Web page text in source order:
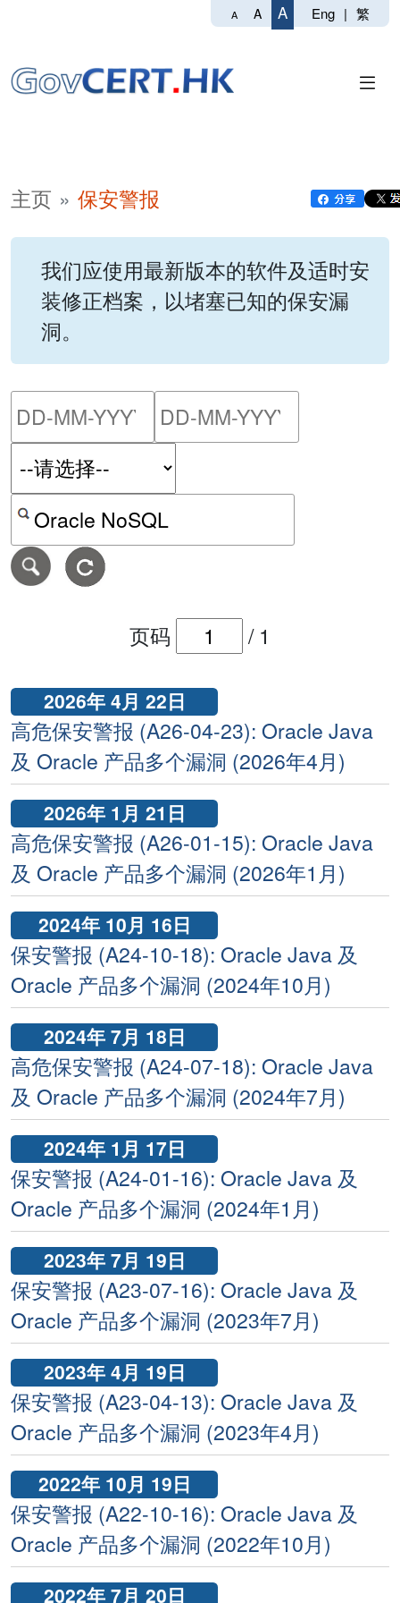
A A A Eng | 繁
主页 保安警报
我们应使用最新版本的软件及适时安
装修正档案，以堵塞已知的保安漏
洞。
请输入搜索日期范围的开
按关键字或 CVE ID 搜寻保安警报
页码 / 1
2026年 4月 22日
高危保安警报 (A26-04-23): Oracle Java
及 Oracle 产品多个漏洞 (2026年4月)
2026年 1月 21日
高危保安警报 (A26-01-15): Oracle Java
及 Oracle 产品多个漏洞 (2026年1月)
2024年 10月 16日
保安警报 (A24-10-18): Oracle Java 及
Oracle 产品多个漏洞 (2024年10月)
2024年 7月 18日
高危保安警报 (A24-07-18): Oracle Java
及 Oracle 产品多个漏洞 (2024年7月)
2024年 1月 17日
保安警报 (A24-01-16): Oracle Java 及
Oracle 产品多个漏洞 (2024年1月)
2023年 7月 19日
保安警报 (A23-07-16): Oracle Java 及
Oracle 产品多个漏洞 (2023年7月)
2023年 4月 19日
保安警报 (A23-04-13): Oracle Java 及
Oracle 产品多个漏洞 (2023年4月)
2022年 10月 19日
保安警报 (A22-10-16): Oracle Java 及
Oracle 产品多个漏洞 (2022年10月)
2022年 7月 20日